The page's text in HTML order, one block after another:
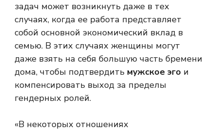
задач может возникнуть даже в тех
случаях, когда ее работа представляет
собой основной экономический вклад в
семью. В этих случаях женщины могут
даже взять на себя большую часть бремени
дома, чтобы подтвердить мужское эго и
компенсировать выход за пределы
гендерных ролей.
«В некоторых отношениях